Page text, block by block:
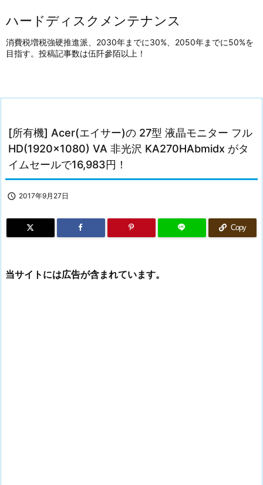
ハードディスクメンテナンス
消費税増税強硬推進派、2030年までに30%、2050年までに50%を
目指す。投稿記事数は伍阡參陌以上！
[所有機] Acer(エイサー)の 27型 液晶モニター フル
HD(1920×1080) VA 非光沢 KA270HAbmidx がタ
イムセールで16,983円！
 2017年9月27日
Copy
当サイトには広告が含まれています。